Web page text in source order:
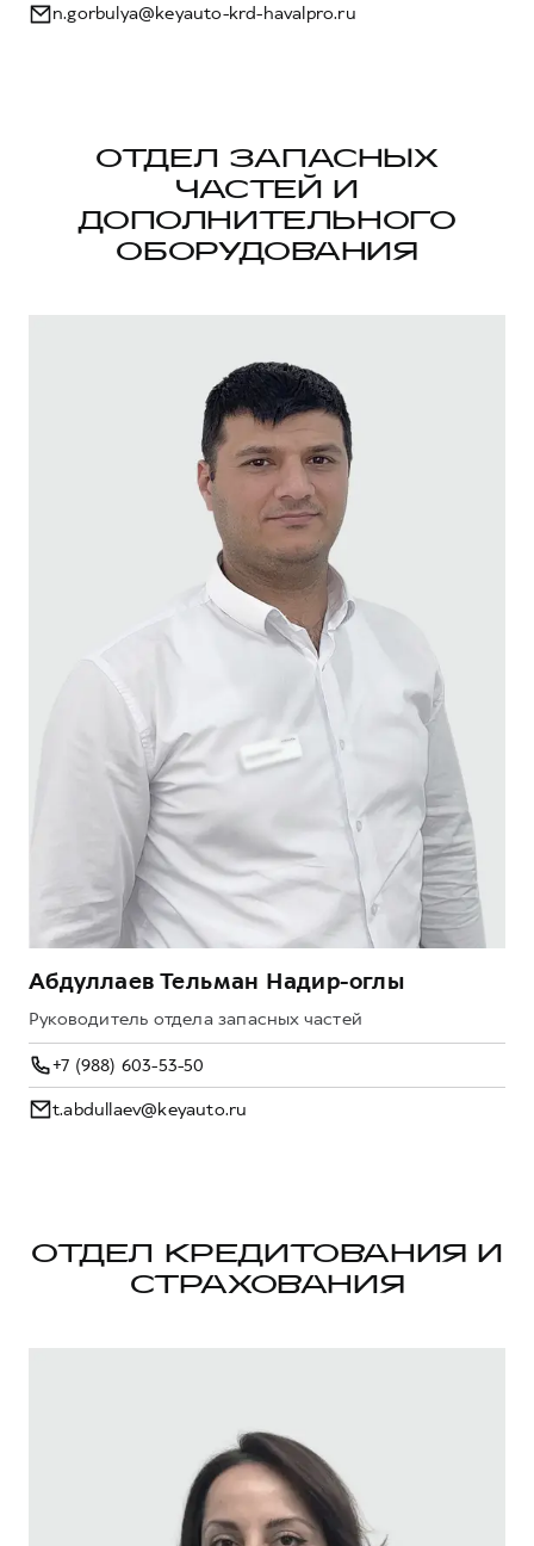
n.gorbulya@keyauto-krd-havalpro.ru
ОТДЕЛ ЗАПАСНЫХ
ЧАСТЕЙ И
ДОПОЛНИТЕЛЬНОГО
ОБОРУДОВАНИЯ
Абдуллаев Тельман Надир-оглы
Руководитель отдела запасных частей
+7 (988) 603-53-50
t.abdullaev@keyauto.ru
ОТДЕЛ КРЕДИТОВАНИЯ И
СТРАХОВАНИЯ